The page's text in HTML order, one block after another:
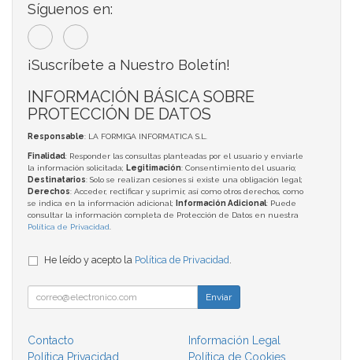
Síguenos en:
¡Suscríbete a Nuestro Boletín!
INFORMACIÓN BÁSICA SOBRE
PROTECCIÓN DE DATOS
Responsable: LA FORMIGA INFORMATICA S.L.
Finalidad: Responder las consultas planteadas por el usuario y enviarle
la información solicitada; Legitimación: Consentimiento del usuario;
Destinatarios: Solo se realizan cesiones si existe una obligación legal;
Derechos: Acceder, rectificar y suprimir, así como otros derechos, como
se indica en la información adicional;
Información Adicional: Puede
consultar la información completa de Protección de Datos en nuestra
Política de Privacidad
He leído y acepto la Política de Privacidad.
Enviar
Contacto
Información Legal
Política Privacidad
Política de Cookies